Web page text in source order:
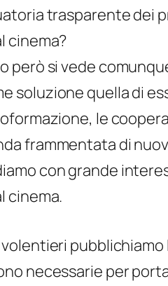
trasparente
cinema?
però si vede
soluzione quella di
le
frammentata di
con grande
cinema.
pubblichiamo
necessarie per